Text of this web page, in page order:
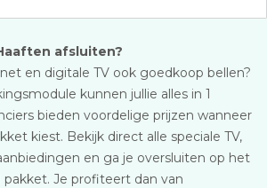
afsluiten?
en digitale TV ook goedkoop bellen?
kunnen jullie alles in 1
bieden voordelige prijzen wanneer
kiest. Bekijk direct alle speciale TV,
en ga je oversluiten op het
pakket. Je profiteert dan van